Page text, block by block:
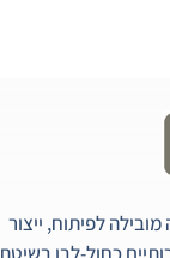
לפיתוח, ייצור